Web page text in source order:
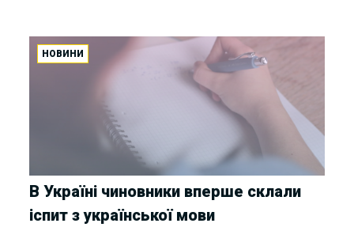
НОВИНИ
В Україні чиновники вперше склали
іспит з української мови